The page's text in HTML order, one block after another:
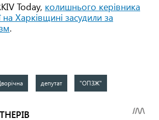
Today, колишнього керівника
на Харківщині засудили за
.
депутат "ОПЗЖ"